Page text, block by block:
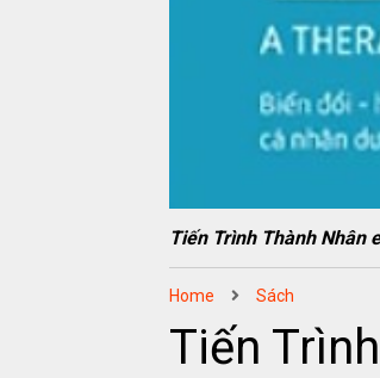
Tiến Trình Thành Nhân
Home Sách
Tiến